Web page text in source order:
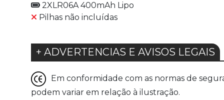
2XLR06A 400mAh Lipo
Pilhas não incluídas
+ ADVERTENCIAS E AVISOS LEGAIS
Em conformidade com as normas de
podem variar em relação à ilustração.